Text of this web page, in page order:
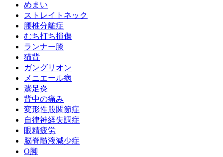
めまい
ストレイトネック
腰椎分離症
むち打ち損傷
ランナー膝
猫背
ガングリオン
メニエール病
鵞足炎
背中の痛み
変形性股関節症
自律神経失調症
眼精疲労
脳脊髄液減少症
O脚